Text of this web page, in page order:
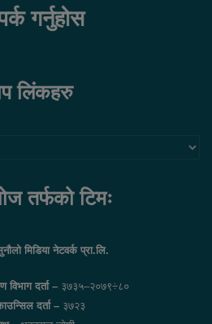
गर्नुहोस
लिंकहरु
तर्फको टिमः
मिडिया नेटवर्क प्रा.लि.
विभाग दर्ता – ३७३५–२०७९÷८०
दर्ता – ३७२३